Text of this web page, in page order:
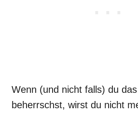
Wenn (und nicht falls) du
beherrschst, wirst du nicht